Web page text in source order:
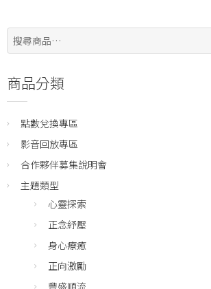
搜
尋:
商品分類
點數兌換專區
影音回放專區
合作夥伴募集說明會
主題類型
心靈探索
正念紓壓
身心療癒
正向激勵